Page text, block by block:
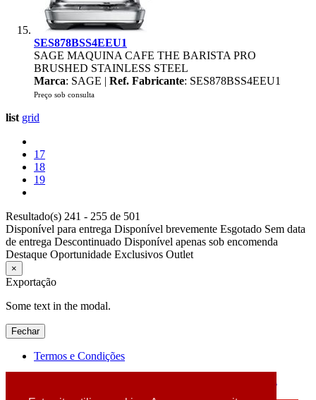
SES878BSS4EEU1
SAGE MAQUINA CAFE THE BARISTA PRO
BRUSHED STAINLESS STEEL
Marca: SAGE | Ref. Fabricante: SES878BSS4EEU1
Preço sob consulta
list grid
17
18
19
Resultado(s) 241 - 255 de 501
Disponível para entrega Disponível brevemente Esgotado Sem data
de entrega Descontinuado Disponível apenas sob encomenda
Destaque Oportunidade Exclusivos Outlet
×
Exportação
Some text in the modal.
Fechar
Termos e Condições